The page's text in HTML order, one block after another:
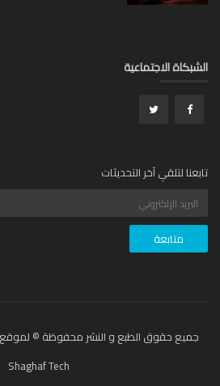
الاجتماعية
لتلقي آخر التحديثات
Shaghaf Tech